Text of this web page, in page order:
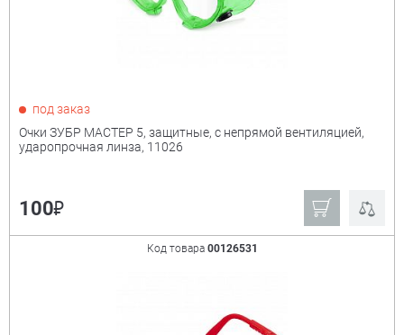
под заказ
Очки ЗУБР МАСТЕР 5, защитные, с непрямой вентиляцией,
ударопрочная линза, 11026
100₽
Код товара 00126531